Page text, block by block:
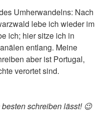
Umherwandelns: Nach
lebe ich wieder im
ich; hier sitze ich in
entlang. Meine
aber ist Portugal,
verortet sind.
schreiben lässt! 😉